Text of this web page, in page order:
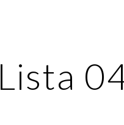
Lista